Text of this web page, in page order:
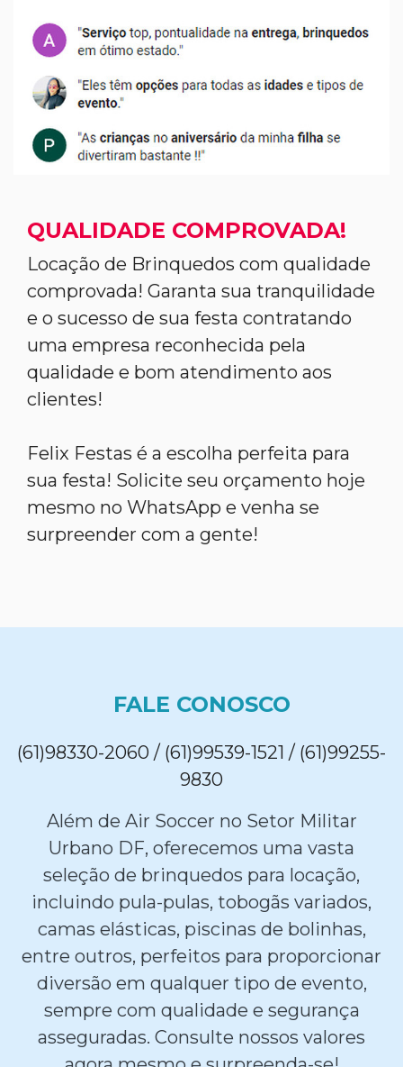
QUALIDADE COMPROVADA!
Locação de Brinquedos com qualidade
comprovada! Garanta sua tranquilidade
e o sucesso de sua festa contratando
uma empresa reconhecida pela
qualidade e bom atendimento aos
clientes!
Felix Festas é a escolha perfeita para
sua festa! Solicite seu orçamento hoje
mesmo no WhatsApp e venha se
surpreender com a gente!
FALE CONOSCO
(61)98330-2060 / (61)99539-1521 / (61)99255-
9830
Além de Air Soccer no Setor Militar
Urbano DF, oferecemos uma vasta
seleção de brinquedos para locação,
incluindo pula-pulas, tobogãs variados,
camas elásticas, piscinas de bolinhas,
entre outros, perfeitos para proporcionar
diversão em qualquer tipo de evento,
sempre com qualidade e segurança
asseguradas. Consulte nossos valores